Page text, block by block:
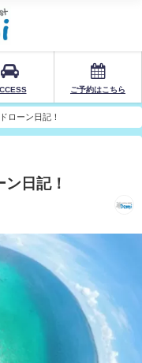
ご予約はこちら
ローン日記！
日記！